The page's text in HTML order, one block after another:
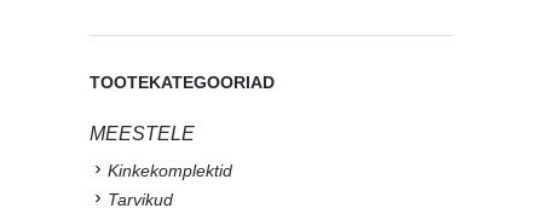
TOOTEKATEGOORIAD
MEESTELE
Kinkekomplektid
Tarvikud